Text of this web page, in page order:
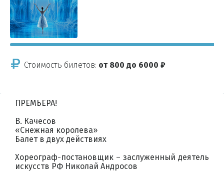
Стоимость билетов: от 800 до 6000 ₽
ПРЕМЬЕРА!
В. Качесов
«Снежная королева»
Балет в двух действиях
Хореограф-постановщик – заслуженный деятель
искусств РФ Николай Андросов